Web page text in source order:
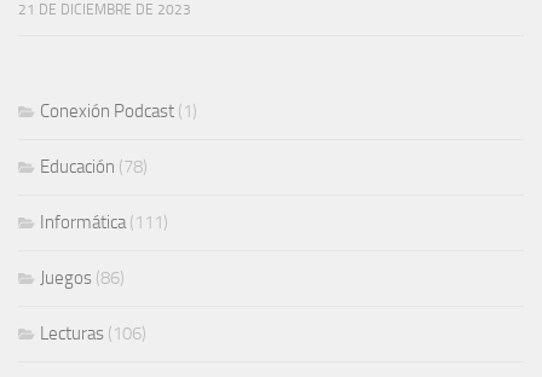
21 DE DICIEMBRE DE 2023
Conexión Podcast (1)
Educación (78)
Informática(111)
Juegos (86)
Lecturas (106)